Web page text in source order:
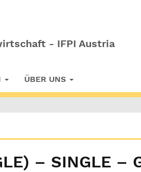
- IFPI Austria
ÜBER UNS
– SINGLE –